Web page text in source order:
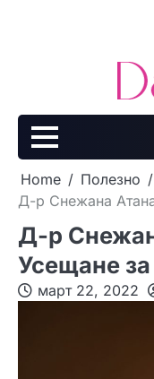
Home
Полезно
Д-р Снежана
Д-р
Усещане
март 22, 2022